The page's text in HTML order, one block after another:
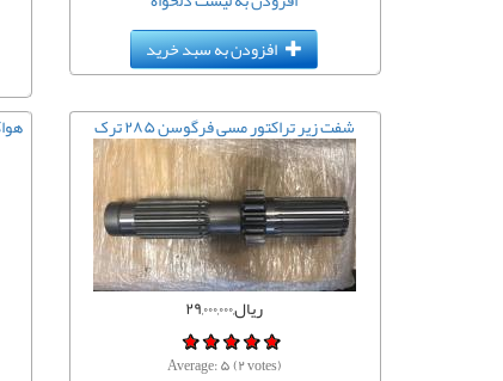
افزودن به سبد خرید
شفت زیر تراکتور مسی فرگوسن ۲۸۵ ترک
ریال,۲۹,۰۰۰,۰۰۰
Average:۵(۲votes)